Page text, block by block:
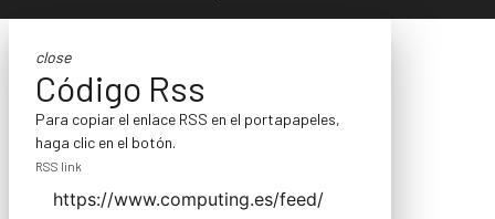
close
Código Rss
Para copiar el enlace RSS en el portapapeles,
haga clic en el botón.
RSS link